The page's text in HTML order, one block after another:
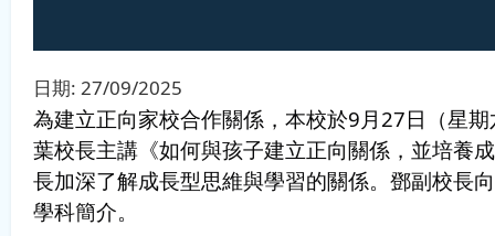
日期: 27/09/2025
為建立正向家校合作關係，本校於9月27日（星
葉校長主講《如何與孩子建立正向關係，並培養
長加深了解成長型思維與學習的關係。鄧副校長
學科簡介。